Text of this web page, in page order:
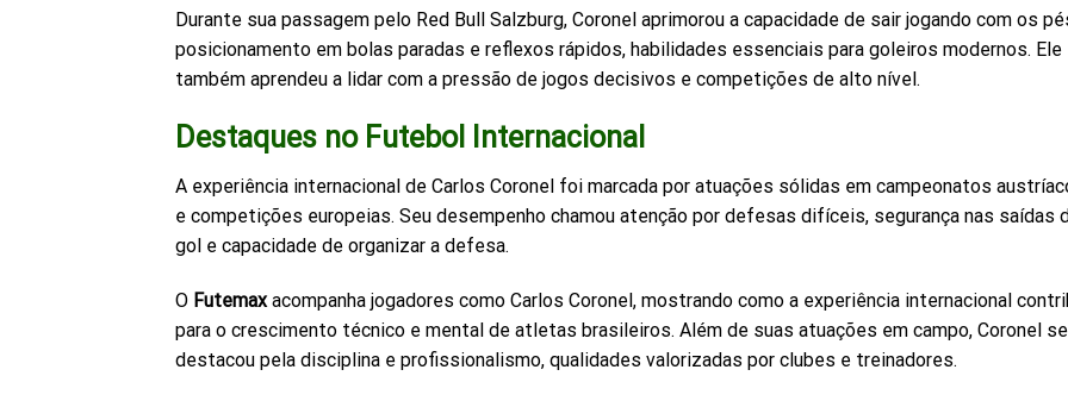
Durante sua passagem pelo Red Bull Salzburg, Coronel aprimorou a capacidade de sair jogando com os
posicionamento em bolas paradas e reflexos rápidos, habilidades essenciais para goleiros modernos. Ele
também aprendeu a lidar com a pressão de jogos decisivos e competições de alto nível.
Destaques no Futebol Internacional
A experiência internacional de Carlos Coronel foi marcada por atuações sólidas em campeonatos
e competições europeias. Seu desempenho chamou atenção por defesas difíceis, segurança nas saídas
gol e capacidade de organizar a defesa.
O Futemaxacompanha jogadores como Carlos Coronel, mostrando como a experiência internacional
para o crescimento técnico e mental de atletas brasileiros. Além de suas atuações em campo, Coronel se
destacou pela disciplina e profissionalismo, qualidades valorizadas por clubes e treinadores.